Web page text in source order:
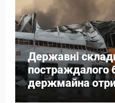
Державні
постраждалого
держмайна
від прем’єра